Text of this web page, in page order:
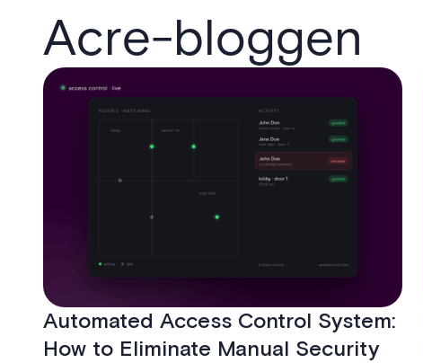
Acre-bloggen
Automated Access Control System:
How to Eliminate Manual Security